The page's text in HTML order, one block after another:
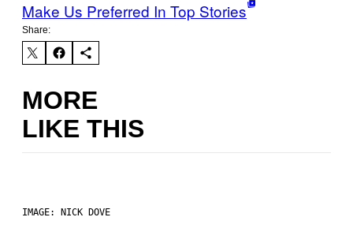
Make Us Preferred In Top Stories
Share:
MORE
LIKE THIS
IMAGE: NICK DOVE